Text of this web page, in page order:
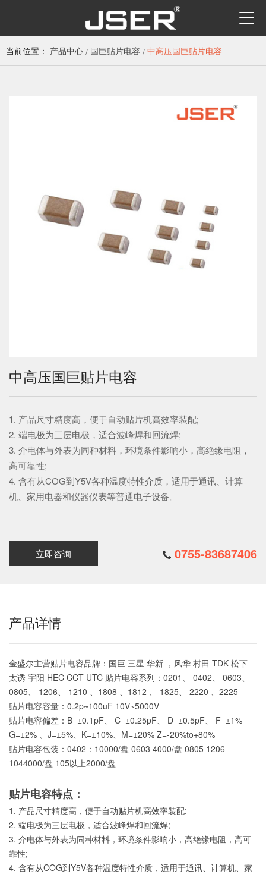
当前位置： 产品中心 / 国巨贴片电容 / 中高压国巨贴片电容
中高压国巨贴片电容
1. 产品尺寸精度高，便于自动贴片机高效率装配;
2. 端电极为三层电极，适合波峰焊和回流焊;
3. 介电体与外表为同种材料，环境条件影响小，高绝缘电阻，
高可靠性;
4. 含有从COG到Y5V各种温度特性介质，适用于通讯、计算
机、家用电器和仪器仪表等普通电子设备。
立即咨询 0755-83687406
产品详情
金盛尔主营贴片电容品牌：国巨 三星 华新 ，风华 村田 TDK 松下
太诱 宇阳 HEC CCT UTC 贴片电容系列：0201、 0402、 0603、
0805、 1206、 1210 、1808 、1812 、 1825、 2220 、2225
贴片电容容量：0.2p~100uF 10V~5000V
贴片电容偏差：B=±0.1pF、 C=±0.25pF、 D=±0.5pF、 F=±1%
G=±2% 、J=±5%、K=±10%、M=±20% Z=-20%to+80%
贴片电容包装：0402：10000/盘 0603 4000/盘 0805 1206
1044000/盘 105以上2000/盘
贴片电容特点：
1. 产品尺寸精度高，便于自动贴片机高效率装配;
2. 端电极为三层电极，适合波峰焊和回流焊;
3. 介电体与外表为同种材料，环境条件影响小，高绝缘电阻，高可
靠性;
4. 含有从COG到Y5V各种温度特性介质，适用于通讯、计算机、家